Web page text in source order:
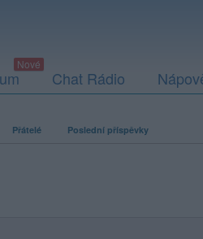
Chat Rádio
Přátelé Poslední příspěvky